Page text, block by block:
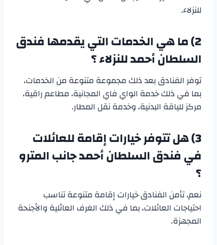
للنزلاء.
2) ما هي الخدمات التي يقدمها فندق
السلطان أحمد للنزلاء ؟
توفر الفنادق بعد ذلك مجموعة متنوعة من الخدمات،
بما في ذلك خدمة الواي فاي المجانية، مطاعم راقية،
مركز للياقة البدنية، وخدمة نقل المطار.
3) هل تتوفر خيارات إقامة للعائلات
في فندق السلطان أحمد جانب المترو
؟
نعم، تأمن الفنادق خيارات إقامة متنوعة تناسب
احتياجات العائلات، بما في ذلك الغرف العائلية والأجنحة
المجهزة.